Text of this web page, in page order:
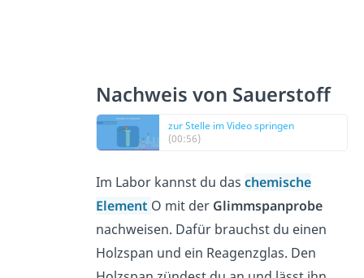
Nachweis von Sauerstoff
zur Stelle im Video springen
(00:56)
Im Labor kannst du das chemische
Element O mit der Glimmspanprobe
nachweisen. Dafür brauchst du einen
Holzspan und ein Reagenzglas. Den